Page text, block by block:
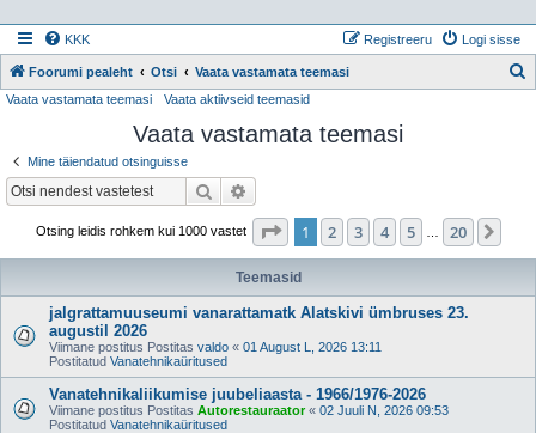
KKK Logi sisse
Registreeru
Foorumi pealeht Otsi Vaata vastamata teemasi
Vaata vastamata teemasi Vaata aktiivseid teemasid
Vaata vastamata teemasi
Mine täiendatud otsinguisse
Otsi
Otsing leidis rohkem kui 1000 vastet 1 . leht20 -st
1 2 3 4 5 20
Teemasid
jalgrattamuuseumi vanarattamatk Alatskivi ümbruses 23.
augustil 2026
Viimane postitus Postitas valdo « 01 August L, 2026 13:11
Postitatud Vanatehnikaüritused
Vanatehnikaliikumise juubeliaasta - 1966/1976-2026
Viimane postitus Postitas Autorestauraator« 02 Juuli N, 2026 09:53
Postitatud Vanatehnikaüritused